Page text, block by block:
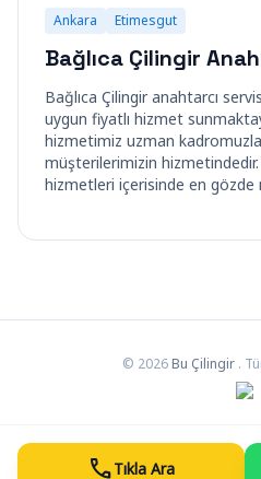
Ankara Etimesgut
Bağlıca Çilingir
Bağlıca Çilingir anahtarcı
uygun fiyatlı hizmet
hizmetimiz uzman
müşterilerimizin
hizmetleri içerisinde en gözde
© 2026 Bu Çilingir .
callTıkla Ara